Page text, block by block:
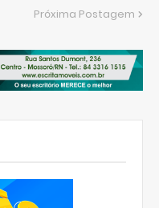
Próxima Postagem